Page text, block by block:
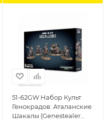
51-62GW Набор Культ
Генокрадов: Аталанские
Шакалы (Genestealer